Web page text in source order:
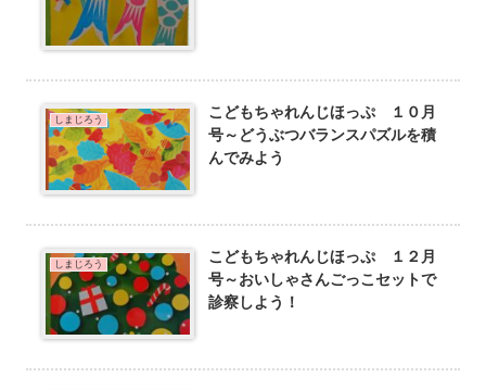
しまじろう
こどもちゃれんじほっぷ １０月
号～どうぶつバランスパズルを積
んでみよう
しまじろう
こどもちゃれんじほっぷ １２月
号～おいしゃさんごっこセットで
診察しよう！